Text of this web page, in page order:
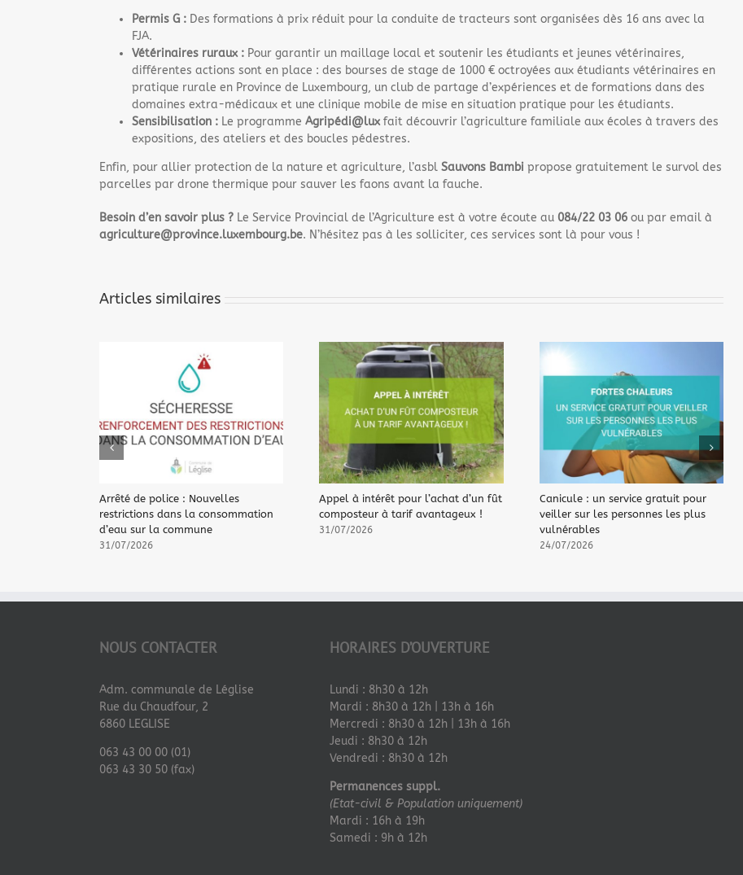
Permis G : Des formations à prix réduit pour la conduite de tracteurs sont organisées dès 16 ans avec la
FJA.
Vétérinaires ruraux : Pour garantir un maillage local et soutenir les étudiants et jeunes vétérinaires,
différentes actions sont en place : des bourses de stage de 1000 € octroyées aux étudiants vétérinaires en
pratique rurale en Province de Luxembourg, un club de partage d’expériences et de formations dans des
domaines extra-médicaux et une clinique mobile de mise en situation pratique pour les étudiants.
Sensibilisation : Le programme Agripédi@lux fait découvrir l’agriculture familiale aux écoles à travers des
expositions, des ateliers et des boucles pédestres.
Enfin, pour allier protection de la nature et agriculture, l’asbl Sauvons Bambi propose gratuitement le survol des
parcelles par drone thermique pour sauver les faons avant la fauche.
Besoin d’en savoir plus ? Le Service Provincial de l’Agriculture est à votre écoute au 084/22 03 06 ou par email à
agriculture@province.luxembourg.be. N’hésitez pas à les solliciter, ces services sont là pour vous !
Articles similaires
Arrêté de police : Nouvelles
restrictions dans la consommation
d’eau sur la commune
31/07/2026
Appel à intérêt pour l’achat d’un fût
composteur à tarif avantageux !
31/07/2026
Canicule : un service gratuit pour
veiller sur les personnes les plus
vulnérables
24/07/2026
NOUS CONTACTER
Adm. communale de Léglise
Rue du Chaudfour, 2
6860 LEGLISE
063 43 00 00 (01)
063 43 30 50 (fax)
HORAIRES D’OUVERTURE
Lundi : 8h30 à 12h
Mardi : 8h30 à 12h | 13h à 16h
Mercredi : 8h30 à 12h | 13h à 16h
Jeudi : 8h30 à 12h
Vendredi : 8h30 à 12h
Permanences suppl.
(Etat-civil & Population uniquement)
Mardi : 16h à 19h
Samedi : 9h à 12h